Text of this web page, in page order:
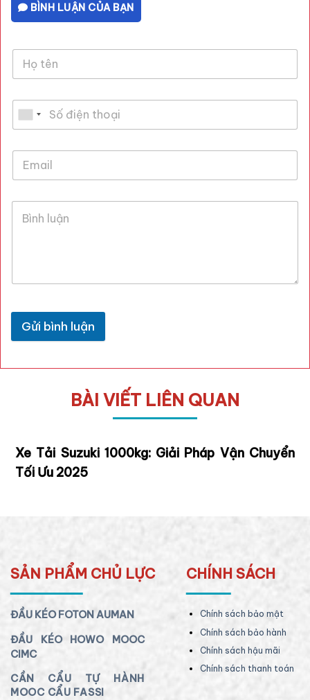
BÌNH LUẬN CỦA BẠN
Gửi bình luận
BÀI VIẾT LIÊN QUAN
Mua Xe Tải Tata 1T2 Cũ: Hướng Dẫn Toàn Diện
Từ A-Z Năm 2025
SẢN PHẨM CHỦ LỰC
ĐẦU KÉO FOTON AUMAN
ĐẦU KÉO HOWO MOOC
CIMC
CẦN CẨU TỰ HÀNH
MOOC CẨU FASSI
CHÍNH SÁCH
Chính sách bảo mật
Chính sách bảo hành
Chính sách hậu mãi
Chính sách thanh toán